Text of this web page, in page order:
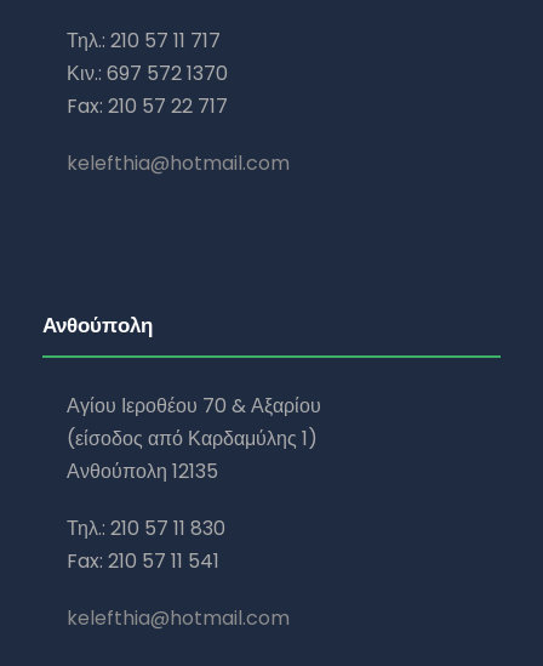
Τηλ.: 210 57 11 717
Κιν.: 697 572 1370
Fax: 210 57 22 717
kelefthia@hotmail.com
Ανθούπολη
Αγίου Ιεροθέου 70 & Αξαρίου
(είσοδος από Καρδαμύλης 1)
Ανθούπολη 12135
Τηλ.: 210 57 11 830
Fax: 210 57 11 541
kelefthia@hotmail.com